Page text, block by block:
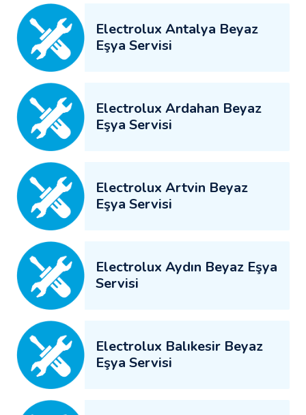
Electrolux Antalya Beyaz
Eşya Servisi
Electrolux Ardahan Beyaz
Eşya Servisi
Electrolux Artvin Beyaz
Eşya Servisi
Electrolux Aydın Beyaz Eşya
Servisi
Electrolux Balıkesir Beyaz
Eşya Servisi